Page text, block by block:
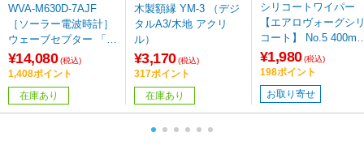
WVA-M630D-7AJF
［ソーラー電波時計］
ウェーブセプター 「マ
ルチバンド6」
¥14,080 (税込)
1,408ポイント
在庫あり
木製額縁 YM-3 （デジ
タルA3/木地 アクリ
ル）
¥3,170 (税込)
317ポイント
在庫あり
シリコートワイパー
【エアロヴォーグシ
コート】 No.5
WAVS40
¥1,980 (税込)
198ポイント
お取り寄せ